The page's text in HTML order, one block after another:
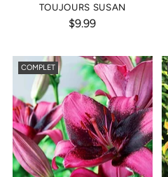
TOUJOURS SUSAN
$9.99
COMPLET